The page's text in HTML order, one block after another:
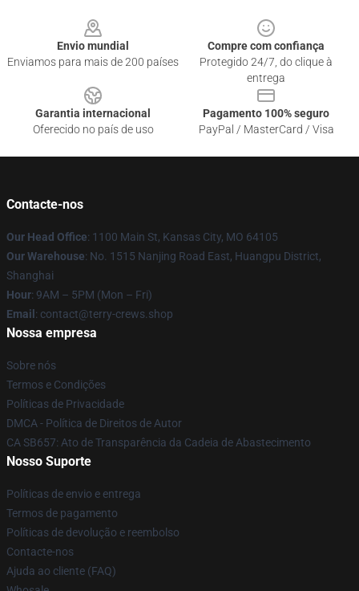
Envio mundial
Enviamos para mais de 200 países
Compre com confiança
Protegido 24/7, do clique à
entrega
Garantia internacional
Oferecido no país de uso
Pagamento 100% seguro
PayPal / MasterCard / Visa
Contacte-nos
Our Head Office: 1100 Main St, Kansas City, MO 64105
Our Warehouse: No. 1515 Nanjing Road East, Huangpu District,
Shanghai
Hour: 9AM – 5PM (Mon – Fri)
Email : contact@terry-crews.shop
Nossa empresa
Sobre nós
Termos e Condições
Políticas de Privacidade
DMCA - Política de Direitos de Autor
CA SB657: Ato de Transparência da Cadeia de Abastecimento
Nosso Suporte
Políticas de envio e entrega
Termos de pagamento
Políticas de devolução e reembolso
Contacte-nos
Ajuda ao cliente (FAQ)